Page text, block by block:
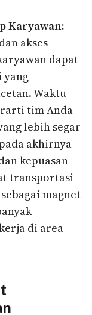
Karyawan:
akses
dapat
yang
Waktu
tim Anda
lebih segar
akhirnya
kepuasan
transportasi
sebagai magnet
di area